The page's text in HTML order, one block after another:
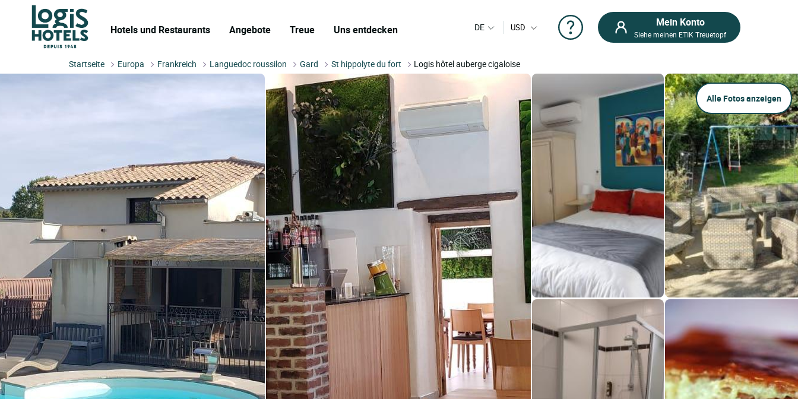
Hotels und Restaurants Angebote Treue Uns entdecken DE USD Mein Konto
Siehe meinen ETIK Treuetopf
Startseite Europa Frankreich Languedoc roussilon Gard St hippolyte du fort Logis hôtel auberge cigaloise
Alle Fotos anzeigen